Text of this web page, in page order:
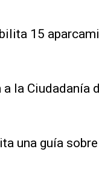
15
la Ciudadanía
una guía